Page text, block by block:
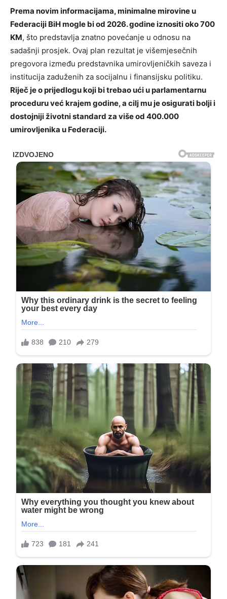
Prema novim informacijama, minimalne mirovine u
Federaciji BiH mogle bi od 2026. godine iznositi oko 700
KM, što predstavlja znatno povećanje u odnosu na
sadašnji prosjek. Ovaj plan rezultat je višemjesečnih
pregovora između predstavnika umirovljeničkih saveza i
institucija zaduženih za socijalnu i finansijsku politiku.
Riječ je o prijedlogu koji bi trebao ući u parlamentarnu
proceduru već krajem godine, a cilj mu je osigurati bolji i
dostojniji životni standard za više od 400.000
umirovljenika u Federaciji.